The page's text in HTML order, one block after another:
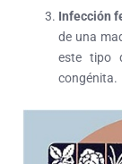
Infección
de una
este tipo
congénita.